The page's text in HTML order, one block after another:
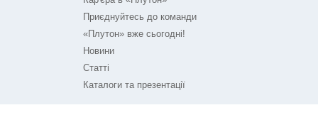
Приєднуйтесь до команди
«Плутон» вже сьогодні!
Новини
Статті
Каталоги та презентації